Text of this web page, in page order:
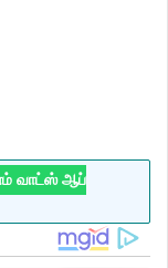
வாட்ஸ் ஆப்